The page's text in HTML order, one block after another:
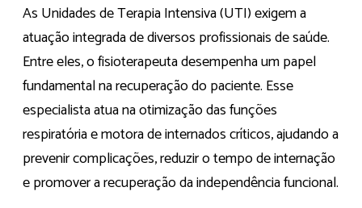
As Unidades de Terapia Intensiva (UTI) exigem a
atuação integrada de diversos profissionais de saúde.
Entre eles, o fisioterapeuta desempenha um papel
fundamental na recuperação do paciente. Esse
especialista atua na otimização das funções
respiratória e motora de internados críticos, ajudando a
prevenir complicações, reduzir o tempo de internação
e promover a recuperação da independência funcional.